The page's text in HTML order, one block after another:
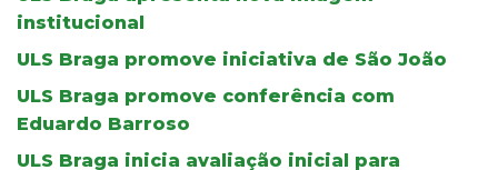
institucional
ULS Braga promove iniciativa de São João
ULS Braga promove conferência com
Eduardo Barroso
ULS Braga inicia avaliação inicial para